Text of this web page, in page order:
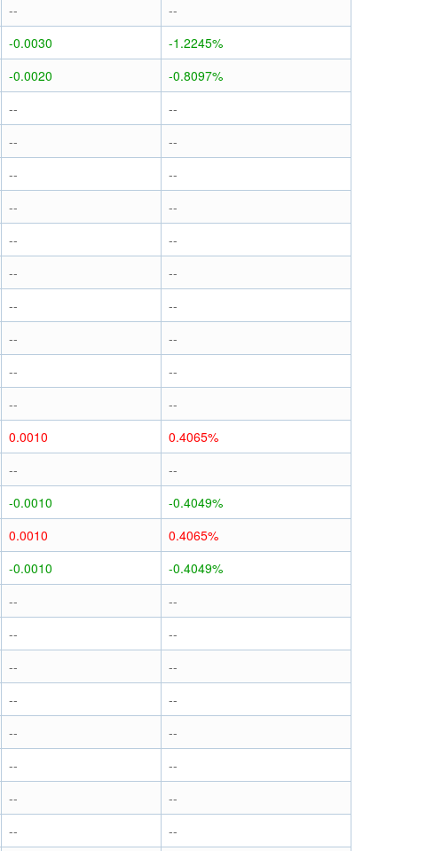
--
--
-0.0030
-1.2245%
-0.0020
-0.8097%
--
--
--
--
--
--
--
--
--
--
--
--
--
--
--
--
--
--
--
--
0.0010
0.4065%
--
--
-0.0010
-0.4049%
0.0010
0.4065%
-0.0010
-0.4049%
--
--
--
--
--
--
--
--
--
--
--
--
--
--
-- --